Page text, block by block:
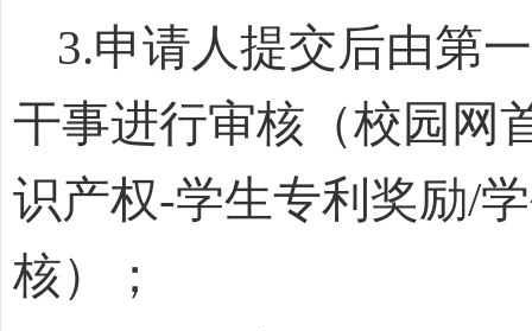
3.申请人提交后由第
干事进行审核（校园网
识产权-学生专利奖励/
核）；